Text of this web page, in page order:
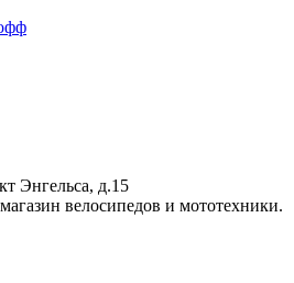
Энгельса, д.15
велосипедов и мототехники.